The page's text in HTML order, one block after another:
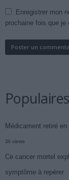
Enregistrer mon
prochaine fois que je
Populaires
Médicament retiré
3k views
Ce cancer mortel
symptôme à repérer